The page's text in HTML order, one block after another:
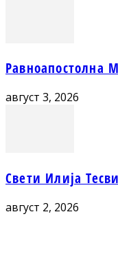
Равноапостолна
август 3, 2026
Свети Илија
август 2, 2026